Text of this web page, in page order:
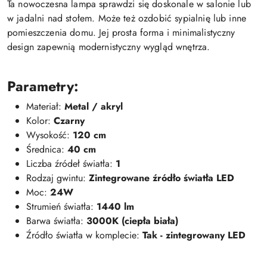
Ta nowoczesna lampa sprawdzi się doskonale w salonie lub
w jadalni nad stołem. Może też ozdobić sypialnię lub inne
pomieszczenia domu. Jej prosta forma i minimalistyczny
design zapewnią modernistyczny wygląd wnętrza.
Parametry:
Materiał: Metal / akryl
Kolor: Czarny
Wysokość: 120 cm
Średnica: 40 cm
Liczba źródeł światła: 1
Rodzaj gwintu: Zintegrowane źródło światła LED
Moc: 24W
Strumień światła: 1440 lm
Barwa światła: 3000K (ciepła biała)
Źródło światła w komplecie: Tak - zintegrowany LED